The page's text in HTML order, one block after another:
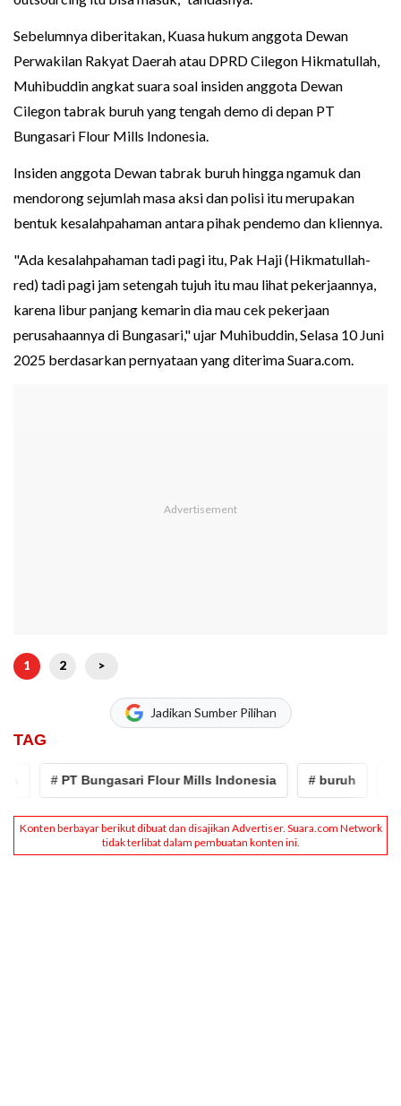
Sebelumnya diberitakan, Kuasa hukum anggota Dewan
Perwakilan Rakyat Daerah atau DPRD Cilegon Hikmatullah,
Muhibuddin angkat suara soal insiden anggota Dewan
Cilegon tabrak buruh yang tengah demo di depan PT
Bungasari Flour Mills Indonesia.
Insiden anggota Dewan tabrak buruh hingga ngamuk dan
mendorong sejumlah masa aksi dan polisi itu merupakan
bentuk kesalahpahaman antara pihak pendemo dan kliennya.
"Ada kesalahpahaman tadi pagi itu, Pak Haji (Hikmatullah-
red) tadi pagi jam setengah tujuh itu mau lihat pekerjaannya,
karena libur panjang kemarin dia mau cek pekerjaan
perusahaannya di Bungasari," ujar Muhibuddin, Selasa 10 Juni
2025 berdasarkan pernyataan yang diterima Suara.com.
1 2 >
Jadikan Sumber Pilihan
TAG
# PT Bungasari Flour Mills Indonesia # buruh